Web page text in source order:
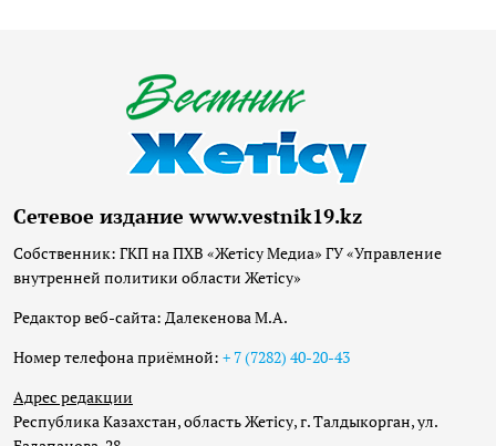
Сетевое издание www.vestnik19.kz
Собственник: ГКП на ПХВ «Жетісу Медиа» ГУ «Управление
внутренней политики области Жетісу»
Редактор веб-сайта: Далекенова М.А.
Номер телефона приёмной: + 7 (7282) 40-20-43
Адрес редакции
Республика Казахстан, область Жетісу, г. Талдыкорган, ул.